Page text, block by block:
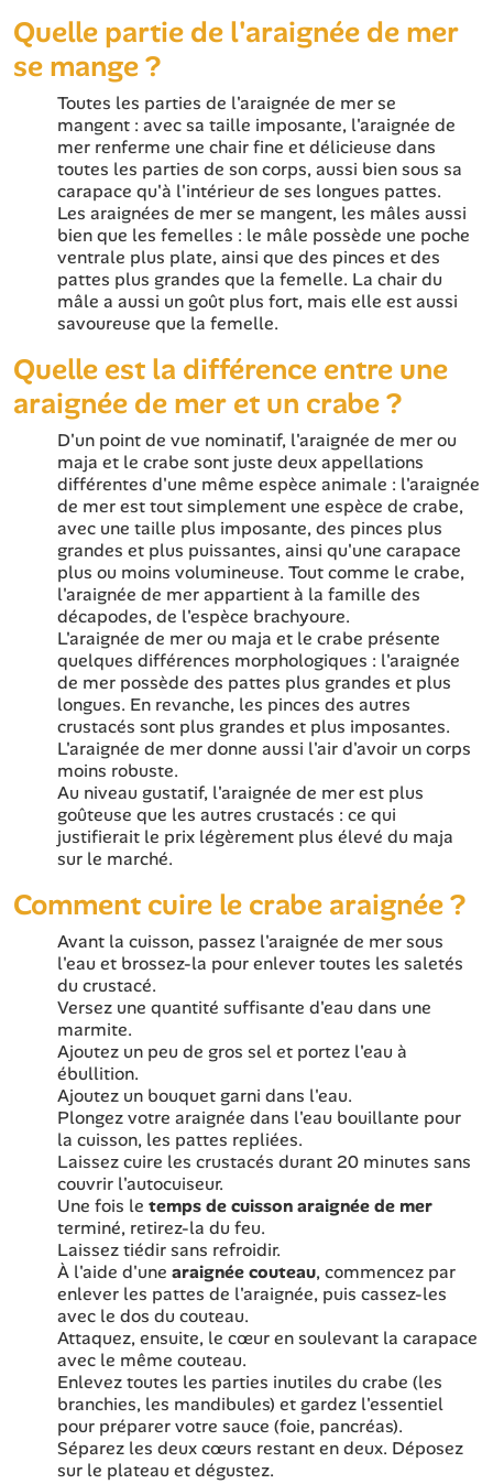
Quelle partie de l'araignée de mer
se mange ?
Toutes les parties de l'araignée de mer se
mangent : avec sa taille imposante, l'araignée de
mer renferme une chair fine et délicieuse dans
toutes les parties de son corps, aussi bien sous sa
carapace qu'à l'intérieur de ses longues pattes.
Les araignées de mer se mangent, les mâles aussi
bien que les femelles : le mâle possède une poche
ventrale plus plate, ainsi que des pinces et des
pattes plus grandes que la femelle. La chair du
mâle a aussi un goût plus fort, mais elle est aussi
savoureuse que la femelle.
Quelle est la différence entre une
araignée de mer et un crabe ?
D'un point de vue nominatif, l'araignée de mer ou
maja et le crabe sont juste deux appellations
différentes d'une même espèce animale : l'araignée
de mer est tout simplement une espèce de crabe,
avec une taille plus imposante, des pinces plus
grandes et plus puissantes, ainsi qu'une carapace
plus ou moins volumineuse. Tout comme le crabe,
l'araignée de mer appartient à la famille des
décapodes, de l'espèce brachyoure.
L'araignée de mer ou maja et le crabe présente
quelques différences morphologiques : l'araignée
de mer possède des pattes plus grandes et plus
longues. En revanche, les pinces des autres
crustacés sont plus grandes et plus imposantes.
L'araignée de mer donne aussi l'air d'avoir un corps
moins robuste.
Au niveau gustatif, l'araignée de mer est plus
goûteuse que les autres crustacés : ce qui
justifierait le prix légèrement plus élevé du maja
sur le marché.
Comment cuire le crabe araignée ?
Avant la cuisson, passez l'araignée de mer sous
l'eau et brossez-la pour enlever toutes les saletés
du crustacé.
Versez une quantité suffisante d'eau dans une
marmite.
Ajoutez un peu de gros sel et portez l'eau à
ébullition.
Ajoutez un bouquet garni dans l'eau.
Plongez votre araignée dans l'eau bouillante pour
la cuisson, les pattes repliées.
Laissez cuire les crustacés durant 20 minutes sans
couvrir l'autocuiseur.
Une fois le temps de cuisson araignée de mer
terminé, retirez-la du feu.
Laissez tiédir sans refroidir.
À l'aide d'une araignée couteau, commencez par
enlever les pattes de l'araignée, puis cassez-les
avec le dos du couteau.
Attaquez, ensuite, le cœur en soulevant la carapace
avec le même couteau.
Enlevez toutes les parties inutiles du crabe (les
branchies, les mandibules) et gardez l'essentiel
pour préparer votre sauce (foie, pancréas).
Séparez les deux cœurs restant en deux. Déposez
sur le plateau et dégustez.